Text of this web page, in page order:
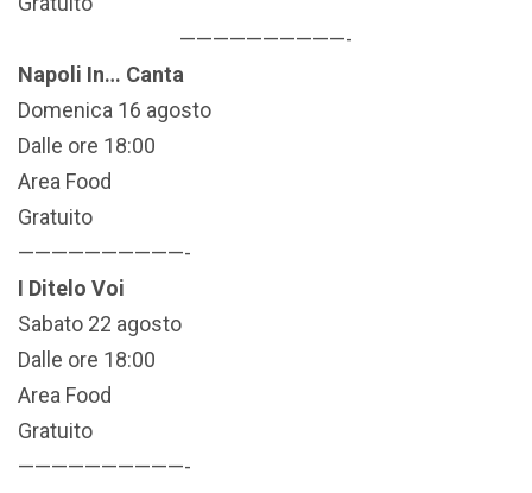
——————————-
Napoli In… Canta
Domenica 16 agosto
Dalle ore 18:00
Area Food
Gratuito
——————————-
I Ditelo Voi
Sabato 22 agosto
Dalle ore 18:00
Area Food
Gratuito
——————————-